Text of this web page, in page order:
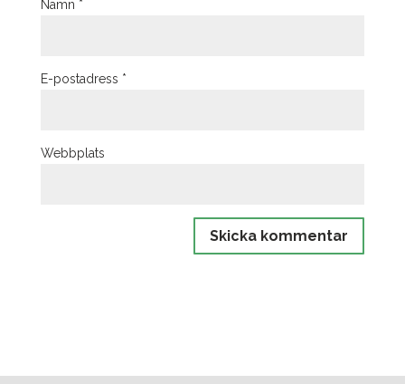
Namn *
E-postadress *
Webbplats